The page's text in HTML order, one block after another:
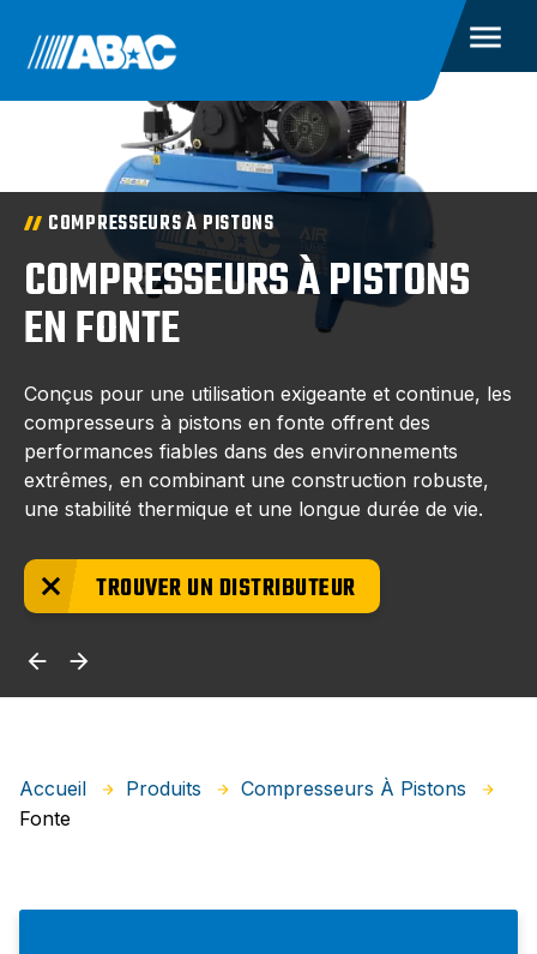
COMPRESSEURS À PISTONS
COMPRESSEURS À PISTONS
EN FONTE
Conçus pour une utilisation exigeante et continue, les
compresseurs à pistons en fonte offrent des
performances fiables dans des environnements
extrêmes, en combinant une construction robuste,
une stabilité thermique et une longue durée de vie.
TROUVER UN DISTRIBUTEUR
Accueil Produits
Compresseurs À Pistons
Fonte